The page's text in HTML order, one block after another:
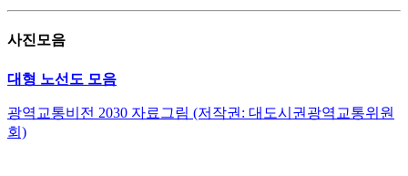
사진모음
대형 노선도 모음
광역교통비전 2030 자료그림 (저작권: 대도시권광역교통위원
회)